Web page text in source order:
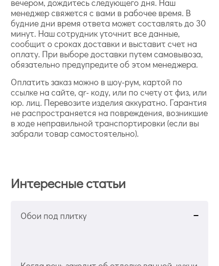
менеджер свяжется с вами в рабочее время. В
будние дни время ответа может составлять до 30
минут. Наш сотрудник уточнит все данные,
сообщит о сроках доставки и выставит счет на
оплату. При выборе доставки путем самовывоза,
обязательно предупредите об этом менеджера.
Оплатить заказ можно в шоу-рум, картой по
ссылке на сайте, qr- коду, или по счету от физ, или
юр. лиц. Перевозите изделия аккуратно. Гарантия
не распространяется на повреждения, возникшие
в ходе неправильной транспортировки (если вы
забрали товар самостоятельно).
Интересные статьи
Обои под плитку